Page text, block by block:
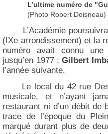
L’ultime numéro de
(Photo Robert Doisneau)
L’Académie poursuivra
(IXe arrondissement) et la
numéro avait connu une
jusqu’en 1977 ; Gilbert
l’année suivante.
Le local du 42 rue
musicale, et n’ayant
restaurant ni d’un débit de
trace de l’époque du
marqué durant plus de